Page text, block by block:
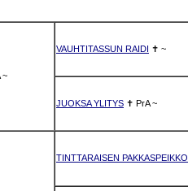
~
VAUHTITASSUN RAIDI ✝ ~
JUOKSA YLITYS ✝ PrA ~
TINTTARAISEN PAKKASPEIKKO